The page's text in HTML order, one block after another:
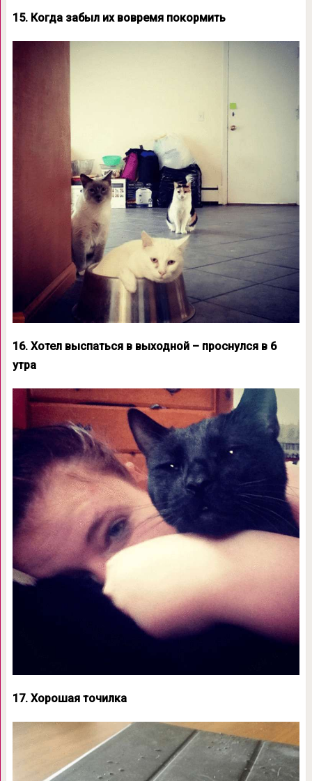
15. Когда забыл их вовремя покормить
16. Хотел выспаться в выходной – проснулся в 6
утра
17. Хорошая точилка